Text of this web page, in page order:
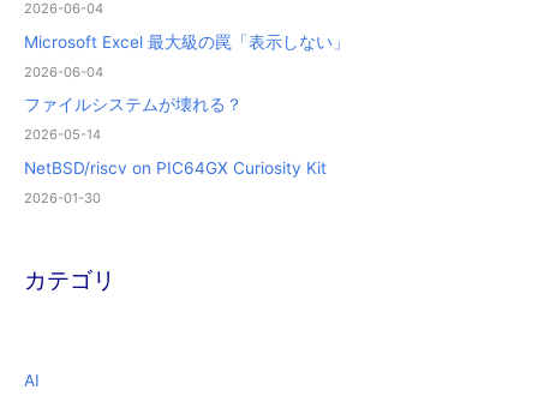
2026-06-04
Microsoft Excel 最大級の罠「表示しない」
2026-06-04
ファイルシステムが壊れる？
2026-05-14
NetBSD/riscv on PIC64GX Curiosity Kit
2026-01-30
カテゴリ
AI